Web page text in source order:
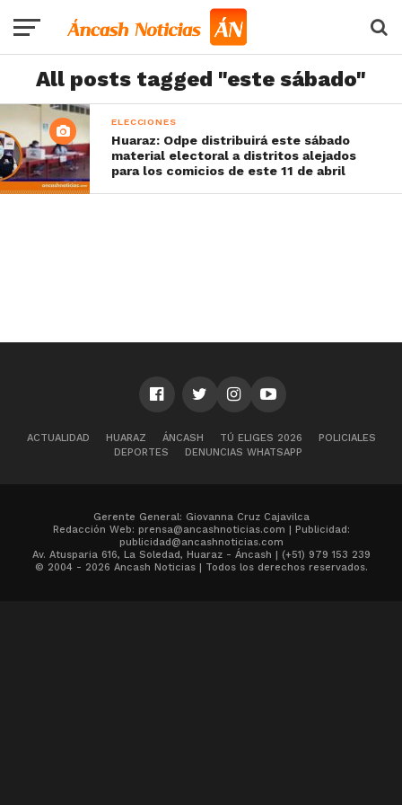
All posts tagged "este sábado"
ELECCIONES
Huaraz: Odpe distribuirá este sábado
material electoral a distritos alejados
para los comicios de este 11 de abril
ACTUALIDAD HUARAZ ÁNCASH TÚ ELIGES 2026
POLICIALES
DEPORTES
DENUNCIAS WHATSAPP
Gerente General: Giovanna Cruz Cajavilca
Redacción Web: prensa@ancashnoticias.com | Publicidad:
publicidad@ancashnoticias.com
Av. Atusparia 616, La Soledad, Huaraz - Áncash | (+51) 979 153 239
© 2004 - 2026 Ancash Noticias | Todos los derechos reservados.